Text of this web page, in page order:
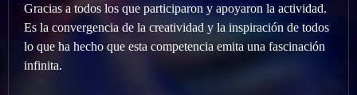
Gracias a todos los que participaron y apoyaron la actividad.
Es la convergencia de la creatividad y la inspiración de todos
lo que ha hecho que esta competencia emita una fascinación
infinita.